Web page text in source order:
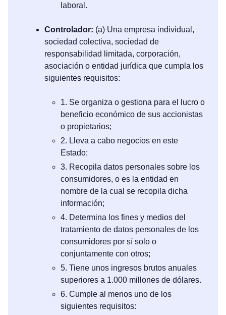
laboral.
Controlador: (a) Una empresa individual,
sociedad colectiva, sociedad de
responsabilidad limitada, corporación,
asociación o entidad jurídica que cumpla los
siguientes requisitos:
1. Se organiza o gestiona para el lucro o
beneficio económico de sus accionistas
o propietarios;
2. Lleva a cabo negocios en este
Estado;
3. Recopila datos personales sobre los
consumidores, o es la entidad en
nombre de la cual se recopila dicha
información;
4. Determina los fines y medios del
tratamiento de datos personales de los
consumidores por sí solo o
conjuntamente con otros;
5. Tiene unos ingresos brutos anuales
superiores a 1.000 millones de dólares.
6. Cumple al menos uno de los
siguientes requisitos: